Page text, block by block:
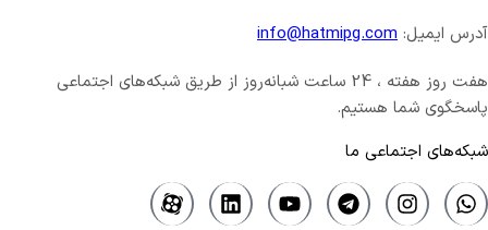
آدرس ایمیل: info@hatmipg.com
هفت روز هفته ، 24 ساعت شبانه‌روز از طریق شبکه‌های اجتماعی
پاسخگوی شما هستیم.
شبکه‌های اجتماعی ما